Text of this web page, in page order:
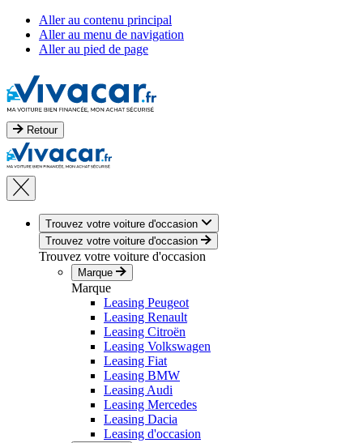
Aller au contenu principal
Aller au menu de navigation
Aller au pied de page
Retour
Trouvez votre voiture d'occasion
Trouvez votre voiture d'occasion
Trouvez votre voiture d'occasion
Marque
Marque
Leasing Peugeot
Leasing Renault
Leasing Citroën
Leasing Volkswagen
Leasing Fiat
Leasing BMW
Leasing Audi
Leasing Mercedes
Leasing Dacia
Leasing d'occasion